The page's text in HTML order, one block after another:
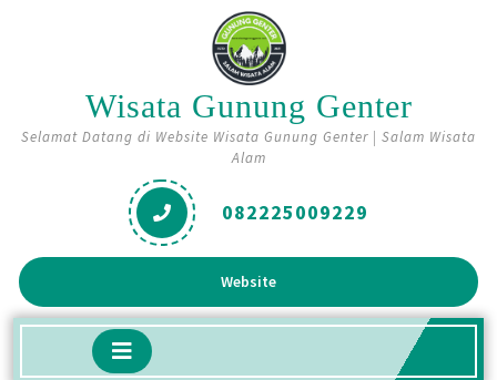
Wisata Gunung Genter
Selamat Datang di Website Wisata Gunung Genter | Salam Wisata
Alam
082225009229
WebsiteGet
A
Quote
Open